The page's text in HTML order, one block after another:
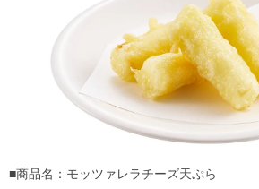
■商品名：モッツァレラチーズ天ぷら